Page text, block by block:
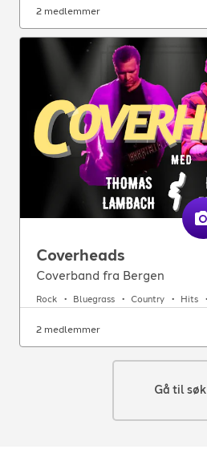
2 medlemmer
Coverheads
Coverband fra Bergen
Rock Bluegrass Country Hits
2 medlemmer
Gå til søk